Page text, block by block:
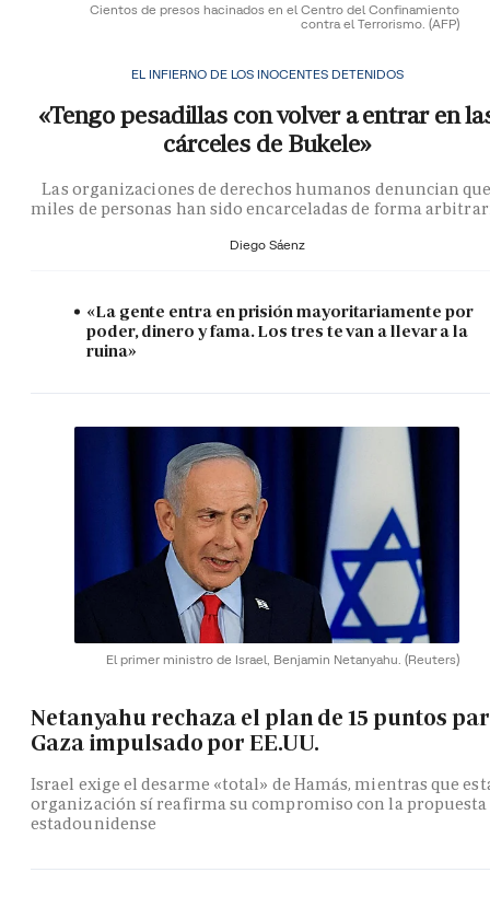
Cientos de presos hacinados en el Centro del Confinamiento
contra el Terrorismo. (AFP)
EL INFIERNO DE LOS INOCENTES DETENIDOS
«Tengo pesadillas con volver a entrar en
cárceles de Bukele»
Las organizaciones de derechos humanos denuncian
miles de personas han sido encarceladas de forma
Diego Sáenz
«La gente entra en prisión mayoritariamente por
poder, dinero y fama. Los tres te van a llevar a la
ruina»
El primer ministro de Israel, Benjamin Netanyahu. (Reuters)
Netanyahu rechaza el plan de 15 puntos
Gaza impulsado por EE.UU.
Israel exige el desarme «total» de Hamás, mientras que
organización sí reafirma su compromiso con la propuesta
estadounidense